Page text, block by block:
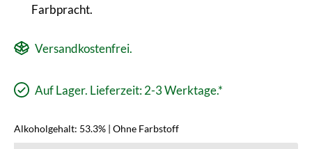
Farbpracht.
Versandkostenfrei.
Auf Lager. Lieferzeit: 2-3 Werktage.*
Alkoholgehalt: 53.3% | Ohne Farbstoff